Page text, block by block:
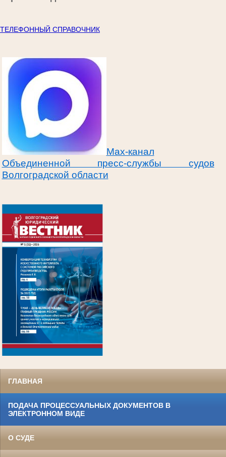
ТЕЛЕФОННЫЙ СПРАВОЧНИК
Max-канал
Объединенной пресс-службы судов
Волгоградской области
ГЛАВНАЯ
ПОДАЧА ПРОЦЕССУАЛЬНЫХ ДОКУМЕНТОВ В
ЭЛЕКТРОННОМ ВИДЕ
О СУДЕ